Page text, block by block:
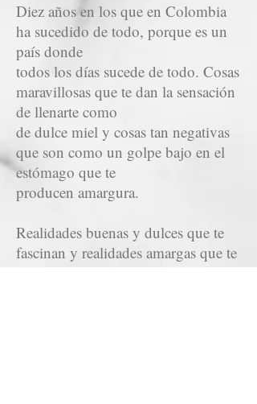
Diez años en los que en Colombia
ha sucedido de todo, porque es un
país donde
todos los días sucede de todo. Cosas
maravillosas que te dan la sensación
de llenarte como
de dulce miel y cosas tan negativas
que son como un golpe bajo en el
estómago que te
producen amargura.
Realidades buenas y dulces que te
fascinan y realidades amargas que te